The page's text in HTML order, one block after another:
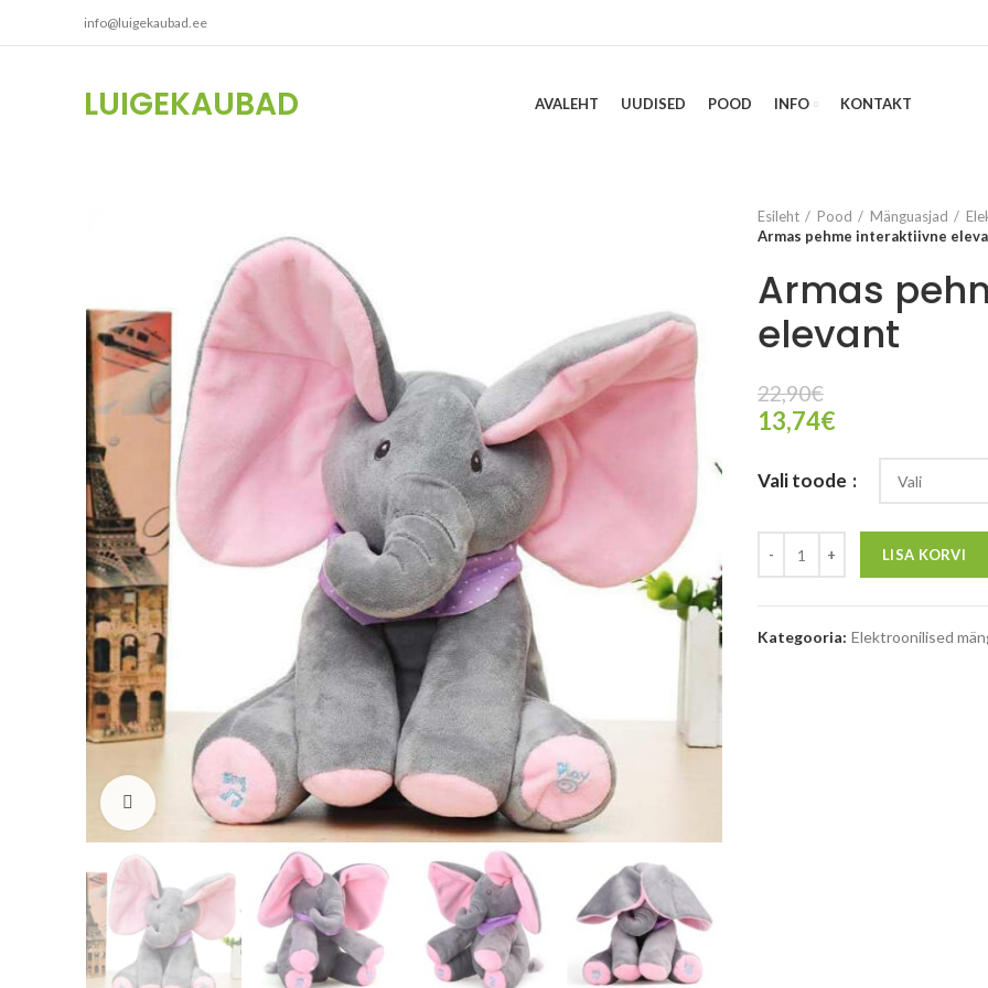
info@luigekaubad.ee
LUIGEKAUBAD AVALEHT UUDISED POOD INFO KONTAKT
Vaata suuremalt
Esileht Pood Mänguasjad
Armas pehme interaktiivne
Armas
elevant
22,90€
13,74€
Vali toode
LISA KORVI
Kategooria: Elektroonilised